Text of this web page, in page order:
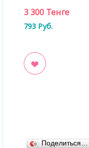
3 300 Тенге
793 Руб.
Поделиться…